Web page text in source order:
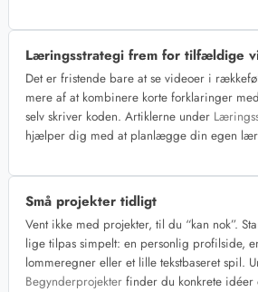
Læringsstrategi frem for tilfældige
Det er fristende bare at se videoer i
mere af at kombinere korte forklaringer
selv skriver koden. Artiklerne under
hjælper dig med at planlægge din egen
Små projekter tidligt
Vent ikke med projekter, til du “kan nok”.
lige tilpas simpelt: en personlig profilside,
lommeregner eller et lille tekstbaseret spil.
Begynderprojekter finder du konkrete idéer